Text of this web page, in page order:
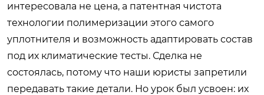
интересовала не цена, а патентная чистота
технологии полимеризации этого самого
уплотнителя и возможность адаптировать состав
под их климатические тесты. Сделка не
состоялась, потому что наши юристы запретили
передавать такие детали. Но урок был усвоен: их